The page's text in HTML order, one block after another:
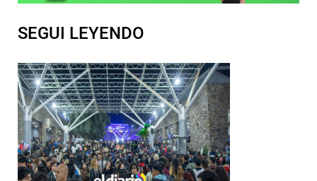
SEGUI LEYENDO